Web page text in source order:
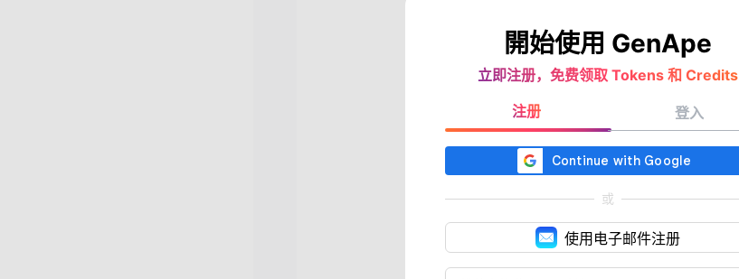
開始使用 GenApe
立即注册，免费领取 Tokens 和 Credits
注册
登入
或
使用电子邮件注册